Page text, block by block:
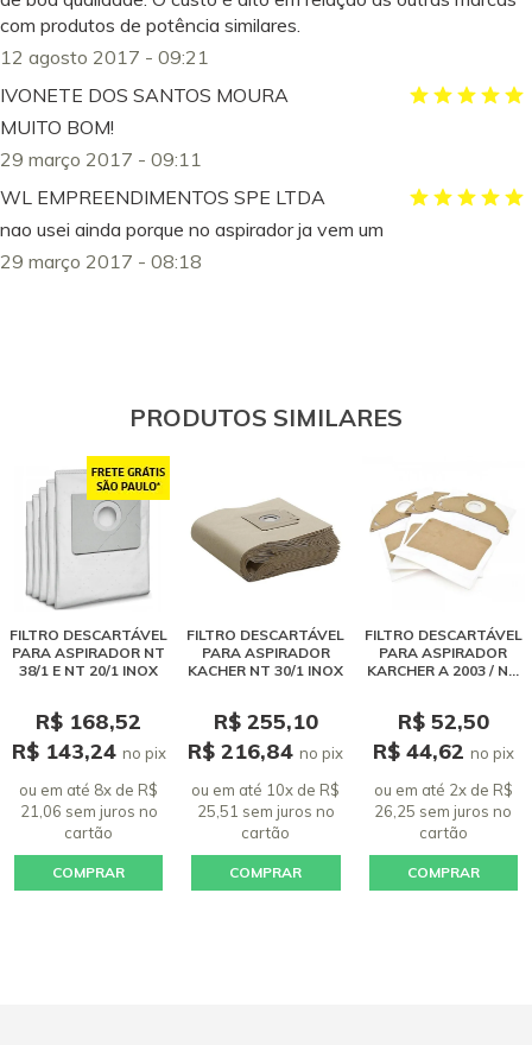
com produtos de potência similares.
12 agosto 2017 - 09:21
IVONETE DOS SANTOS MOURA
MUITO BOM!
29 março 2017 - 09:11
WL EMPREENDIMENTOS SPE LTDA
nao usei ainda porque no aspirador ja vem um
29 março 2017 - 08:18
PRODUTOS SIMILARES
FILTRO DESCARTÁVEL
PARA ASPIRADOR NT
38/1 E NT 20/1 INOX
R$ 168,52
R$ 143,24 no pix
ou em até 8x de R$
21,06 sem juros no
cartão
COMPRAR
FILTRO DESCARTÁVEL
PARA ASPIRADOR
KACHER NT 30/1 INOX
R$ 255,10
R$ 216,84no pix
ou em até 10x de R$
25,51 sem juros no
cartão
COMPRAR
FILTRO DESCARTÁVEL
PARA ASPIRADOR
KARCHER A 2003 / NT
R$ 52,50
R$ 44,62 no pix
ou em até 2x de R$
26,25 sem jurosno
cartão
COMPRAR